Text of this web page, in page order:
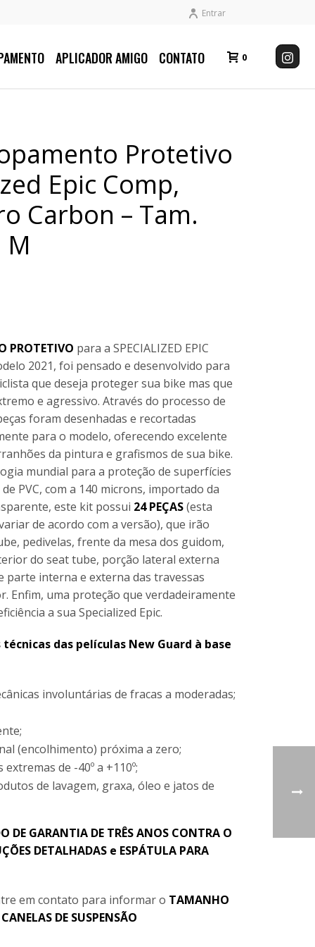
Entrar
APLICADOR AMIGO CONTATO 0
Protetivo
Epic Comp,
Carbon – Tam.
M
PROTETIVO para a SPECIALIZED EPIC
2021, foi pensado e desenvolvido para
que deseja proteger sua bike mas que
e agressivo. Através do processo de
foram desenhadas e recortadas
para o modelo, oferecendo excelente
da pintura e grafismos de sua bike.
mundial para a proteção de superfícies
PVC, com a 140 microns, importado da
este kit possui 24 PEÇAS(esta
de acordo com a versão), que irão
pedivelas, frente da mesa dos guidom,
do seat tube, porção lateral externa
parte interna e externa das travessas
Enfim, uma proteção que verdadeiramente
a sua Specialized Epic.
das películas New Guard à base
involuntárias de fracas a moderadas;
(encolhimento) próxima a zero;
de -40º a +110º;
de lavagem, graxa, óleo e jatos de
DE GARANTIA DE TRÊS ANOS CONTRA O
DETALHADAS e ESPÁTULA PARA
em contato para informar o TAMANHO
CANELAS DE SUSPENSÃO